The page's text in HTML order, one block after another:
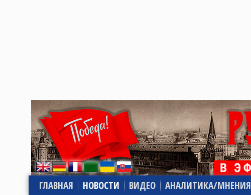
ГЛАВНАЯ НОВОСТИ ВИДЕО АНАЛИТИКА/МНЕНИЯ